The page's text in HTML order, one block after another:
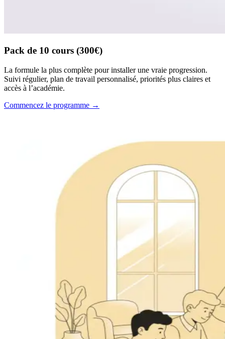
Pack de 10 cours (300€)
La formule la plus complète pour installer une vraie progression.
Suivi régulier, plan de travail personnalisé, priorités plus claires et
accès à l’académie.
Commencez le programme →